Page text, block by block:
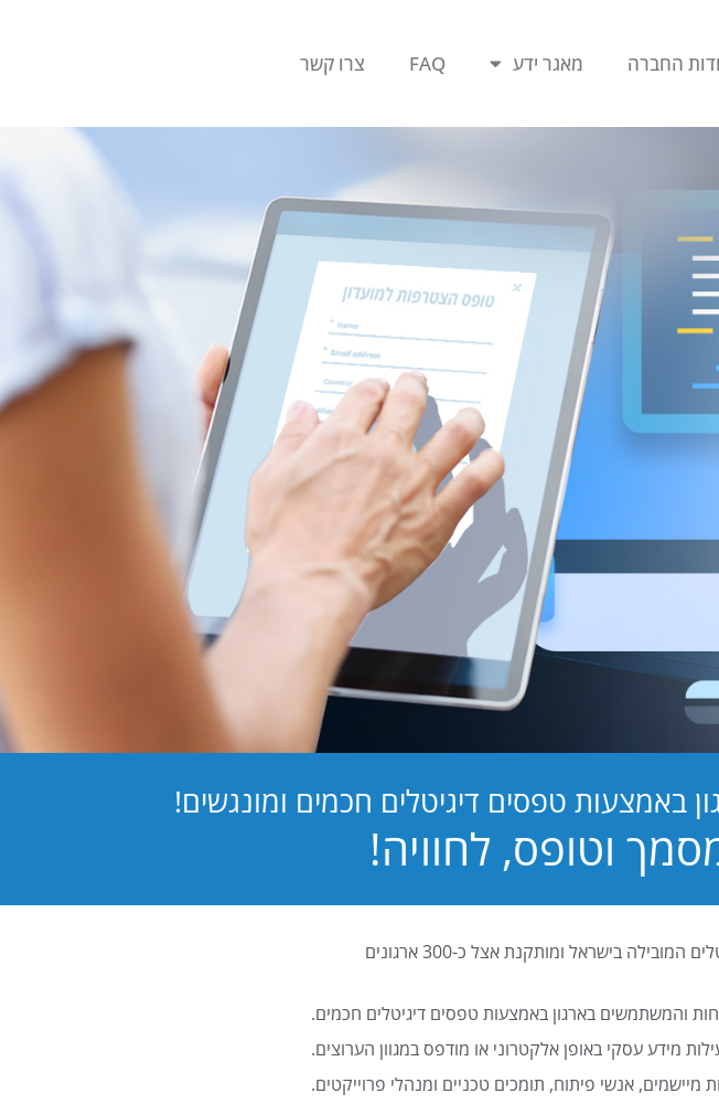
החברה מאגר ידע FAQ צרו קשר
באמצעות טפסים דיגיטלים חכמים ומונגשים!
PB Digital (PrintBOS Digital) הינה המערכת לטפסים דיגיטלים המובילה בישראל ומותקנת אצל כ-300 ארגונים
והמשתמשים בארגון באמצעות טפסים דיגיטלים חכמים.
מידע עסקי באופן אלקטרוני או מודפס במגוון הערוצים.
אנשי פיתוח, תומכים טכניים ומנהלי פרוייקטים.